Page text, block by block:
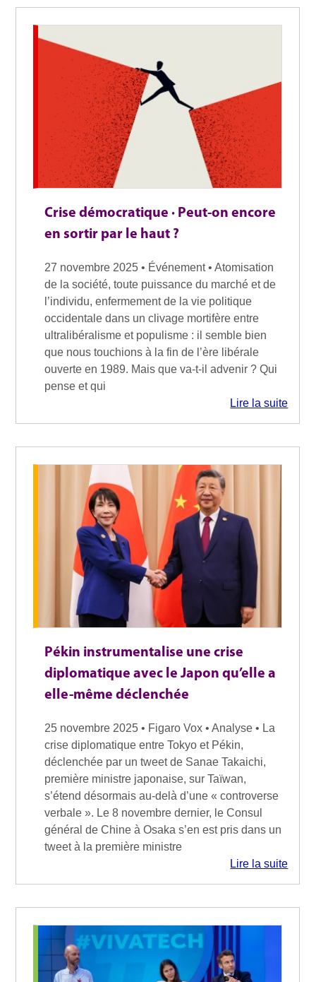
Crise démocratique · Peut-on encore
en sortir par le haut ?
27 novembre 2025 • Événement • Atomisation
de la société, toute puissance du marché et de
l’individu, enfermement de la vie politique
occidentale dans un clivage mortifère entre
ultralibéralisme et populisme : il semble bien
que nous touchions à la fin de l’ère libérale
ouverte en 1989. Mais que va-t-il advenir ? Qui
pense et qui
Lire la suite
Pékin instrumentalise une crise
diplomatique avec le Japon qu’elle a
elle-même déclenchée
25 novembre 2025 • Figaro Vox • Analyse • La
crise diplomatique entre Tokyo et Pékin,
déclenchée par un tweet de Sanae Takaichi,
première ministre japonaise, sur Taïwan,
s’étend désormais au-delà d’une « controverse
verbale ». Le 8 novembre dernier, le Consul
général de Chine à Osaka s’en est pris dans un
tweet à la première ministre
Lire la suite